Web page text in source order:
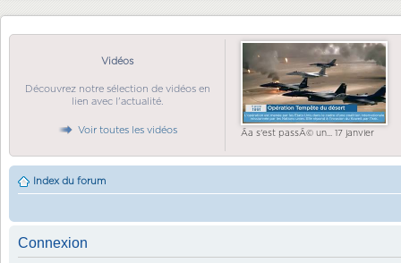
Vidéos
Découvrez notre sélection de vidéos en
lien avec l'actualité.
Voir toutes les vidéos Ãa s'est passÃ© un... 17 janvier
Index du forum
Connexion